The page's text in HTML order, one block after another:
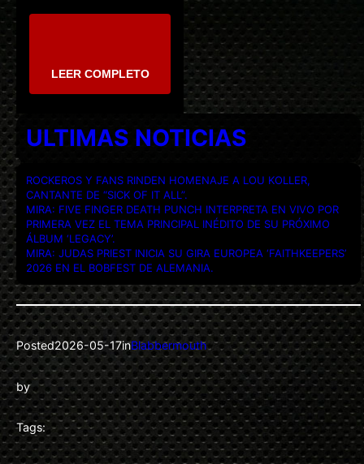
LEER COMPLETO
ULTIMAS NOTICIAS
ROCKEROS Y FANS RINDEN HOMENAJE A LOU KOLLER,
CANTANTE DE “SICK OF IT ALL”.
MIRA: FIVE FINGER DEATH PUNCH INTERPRETA EN VIVO POR
PRIMERA VEZ EL TEMA PRINCIPAL INÉDITO DE SU PRÓXIMO
ÁLBUM ‘LEGACY’.
MIRA: JUDAS PRIEST INICIA SU GIRA EUROPEA ‘FAITHKEEPERS’
2026 EN EL BOBFEST DE ALEMANIA.
Posted2026-05-17inBlabbermouth
by
Tags: